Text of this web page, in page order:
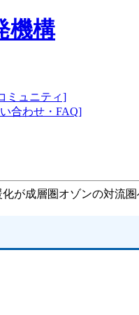
機構
ミュニティ]
合わせ・FAQ]
化が成層圏オゾンの対流